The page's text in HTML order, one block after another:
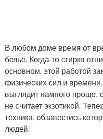
В любом доме время от
бельё. Когда-то стирка
основном, этой работой
физических сил и
выглядит намного проще,
не считает экзотикой.
техника, обзавестись
людей.